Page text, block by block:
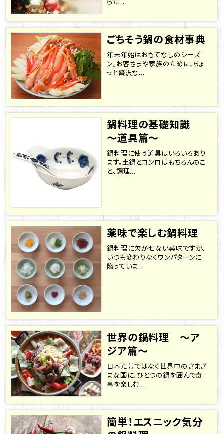
ごちそう鍋の食材事典
年末年始はおもてなしのシーズ
ン。お客さまや家族のために、ちょ
っと贅沢な...
鍋料理の基礎知識
～道具篇～
鍋料理に使う道具はいろいろあり
ます。土鍋とコンロはもちろんのこ
と、調理...
薬味で楽しむ鍋料理
鍋料理に欠かせない薬味ですが、
いつも変わりなくワンパターンに
陥っていま...
世界の鍋料理 ～ア
ジア篇～
日本だけではなく世界中のさまざ
まな国に、ひとつの鍋を囲んで食
事を楽しむ...
簡単！エスニック気分